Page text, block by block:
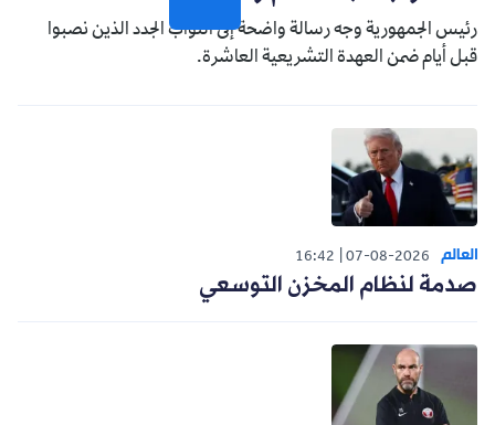
رئيس الجمهورية وجه رسالة واضحة إلى النواب الجدد الذين نصبوا
قبل أيام ضمن العهدة التشريعية العاشرة.
العالم 07-08-2026
16:42
صدمة لنظام المخزن التوسعي